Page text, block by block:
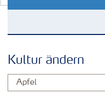
Düngemittel
Kultur ändern